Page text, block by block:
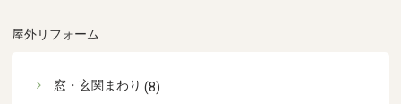
屋外リフォーム
窓・玄関まわり (8)